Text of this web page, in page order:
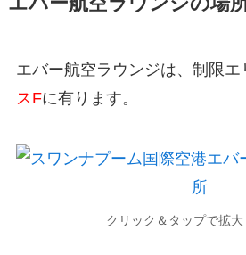
エバー航空ラウンジは、制限エ
スFに有ります。
クリック＆タップで拡大